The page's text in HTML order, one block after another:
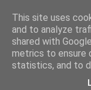
This site uses
and to analyze
shared with
metrics to ensure
statistics, and to